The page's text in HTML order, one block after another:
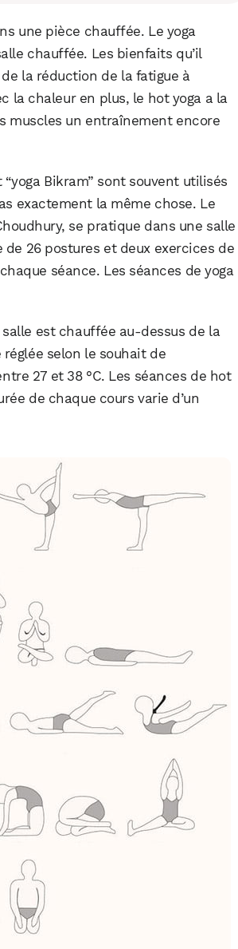
une pièce chauffée. Le yoga
chauffée. Les bienfaits qu’il
la réduction de la fatigue à
la chaleur en plus, le hot yoga a la
muscles un entraînement encore
Bikram” sont souvent utilisés
exactement la même chose. Le
se pratique dans une salle
de 26 postures et deux exercices de
séance. Les séances de yoga
est chauffée au-dessus de la
selon le souhait de
27 et 38 °C. Les séances de hot
de chaque cours varie d’un
WhatsApp Telegram
Facebook LinkedIn